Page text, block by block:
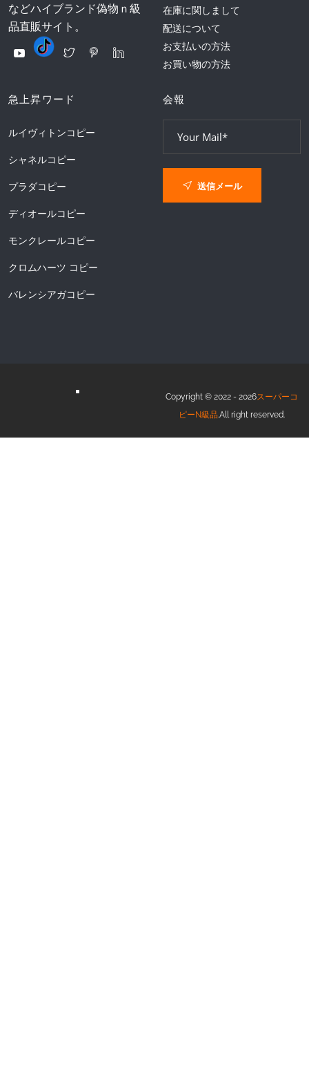
などハイブランド偽物ｎ級
品直販サイト。
在庫に関しまして
配送について
お支払いの方法
お買い物の方法
急上昇ワード
ルイヴィトンコピー
シャネルコピー
プラダコピー
ディオールコピー
モンクレールコピー
クロムハーツ コピー
バレンシアガコピー
会報
送信メール
Copyright © 2022 - 2026スーパーコ
ピーN級品.All right reserved.